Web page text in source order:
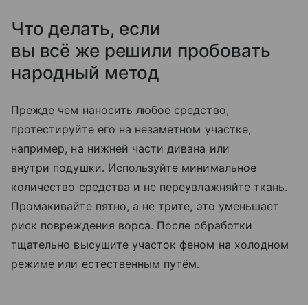
Что делать, если
вы всё же решили пробовать
народный метод
Прежде чем наносить любое средство,
протестируйте его на незаметном участке,
например, на нижней части дивана или
внутри подушки. Используйте минимальное
количество средства и не переувлажняйте ткань.
Промакивайте пятно, а не трите, это уменьшает
риск повреждения ворса. После обработки
тщательно высушите участок феном на холодном
режиме или естественным путём.